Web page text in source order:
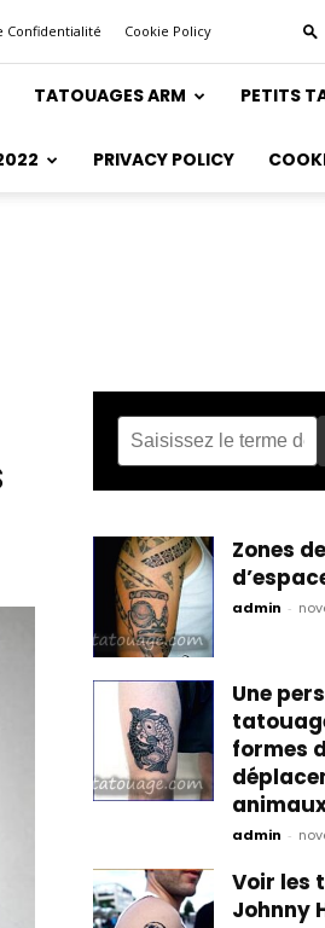
Confidentialité Cookie Policy
TATOUAGES ARM PETITS
PRIVACY POLICY
Zones
admin -
Une
formes
admin -
Voir les
Johnny